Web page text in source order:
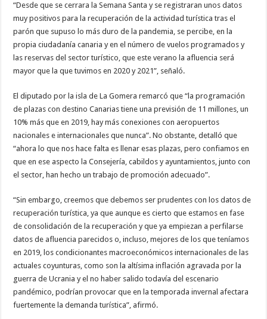
“Desde que se cerrara la Semana Santa y se registraran unos datos
muy positivos para la recuperación de la actividad turística tras el
parón que supuso lo más duro de la pandemia, se percibe, en la
propia ciudadanía canaria y en el número de vuelos programados y
las reservas del sector turístico, que este verano la afluencia será
mayor que la que tuvimos en 2020 y 2021”, señaló.
El diputado por la isla de La Gomera remarcó que “la programación
de plazas con destino Canarias tiene una previsión de 11 millones, un
10% más que en 2019, hay más conexiones con aeropuertos
nacionales e internacionales que nunca”. No obstante, detalló que
“ahora lo que nos hace falta es llenar esas plazas, pero confiamos en
que en ese aspecto la Consejería, cabildos y ayuntamientos, junto con
el sector, han hecho un trabajo de promoción adecuado”.
“Sin embargo, creemos que debemos ser prudentes con los datos de
recuperación turística, ya que aunque es cierto que estamos en fase
de consolidación de la recuperación y que ya empiezan a perfilarse
datos de afluencia parecidos o, incluso, mejores de los que teníamos
en 2019, los condicionantes macroeconómicos internacionales de las
actuales coyunturas, como son la altísima inflación agravada por la
guerra de Ucrania y el no haber salido todavía del escenario
pandémico, podrían provocar que en la temporada invernal afectara
fuertemente la demanda turística”, afirmó.
opcionales.
Son
necesarias
para que
funcione la
web.
Para que
podamos
funcionalidad
y estructura
de la web, en
base a cómo
se usa la
web.
Experiencia
Para que
nuestra web
funcione lo
mejor posible
durante tu
visita. Si
rechaza estas
cookies,
algunas
funcionalidades
desaparecerán